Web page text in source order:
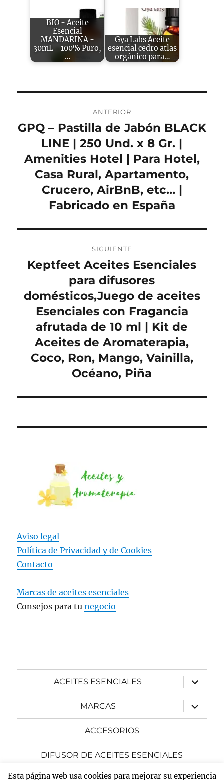
BIO - Aceite
Esencial
MANDARINA -
30mL - 100% Puro,
…
Gya Labs Aceite
esencial cedro atlas
orgánico para…
de
entradas
ANTERIOR
Entrada
anterior:
GPQ – Pastilla de Jabón BLACK
LINE | 250 Und. x 8 Gr. |
Amenities Hotel | Para Hotel,
Casa Rural, Apartamento,
Crucero, AirBnB, etc… |
Fabricado en España
SIGUIENTE
Entrada
Keptfeet Aceites Esenciales
para difusores
domésticos,Juego de aceites
Esenciales con Fragancia
afrutada de 10 ml | Kit de
Aceites de Aromaterapia,
Coco, Ron, Mango, Vainilla,
Océano, Piña
Aviso legal
Política de Privacidad yde Cookies
Contacto
Marcas de aceites esenciales
Consejos para tunegocio
ACEITES ESENCIALES
expande
el
menú
inferior
MARCAS
expande
el
menú
ACCESORIOS
DIFUSOR DE ACEITES ESENCIALES
expande
Esta página web usa cookies para mejorar su experiencia